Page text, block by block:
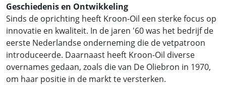
Geschiedenis en Ontwikkeling
Sinds de oprichting heeft Kroon-Oil een sterke focus op
innovatie en kwaliteit. In de jaren '60 was het bedrijf de
eerste Nederlandse onderneming die de vetpatroon
introduceerde. Daarnaast heeft Kroon-Oil diverse
overnames gedaan, zoals die van De Oliebron in 1970,
om haar positie in de markt te versterken.